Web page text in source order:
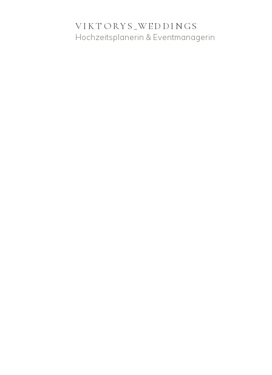
VIKTORYS_WEDDINGS
Hochzeitsplanerin & Eventmanagerin